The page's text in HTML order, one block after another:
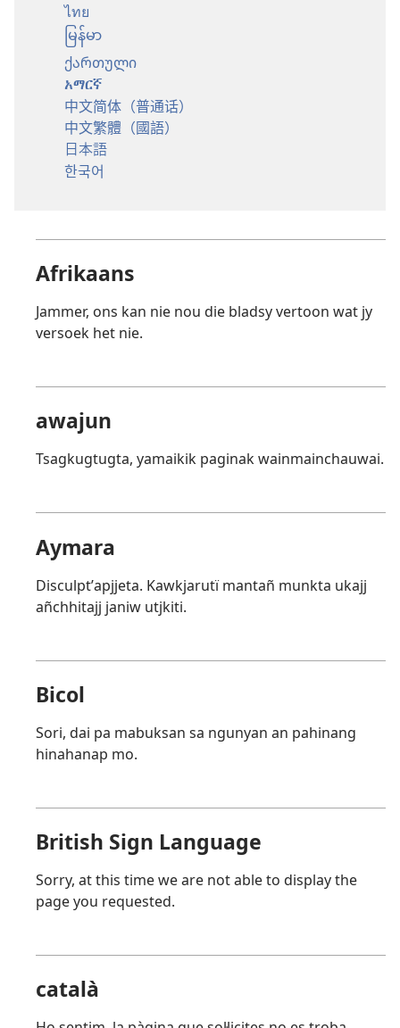
ไทย
မြန်မာ
ქართული
አማርኛ
中文简体（普通话）
中文繁體（國語）
日本語
한국어
Afrikaans
Jammer, ons kan nie nou die bladsy vertoon wat jy
versoek het nie.
awajun
Tsagkugtugta, yamaikik paginak wainmainchauwai.
Aymara
Disculptʼapjjeta. Kawkjarutï mantañ munkta ukajj
añchhitajj janiw utjkiti.
Bicol
Sori, dai pa mabuksan sa ngunyan an pahinang
hinahanap mo.
British Sign Language
Sorry, at this time we are not able to display the
page you requested.
català